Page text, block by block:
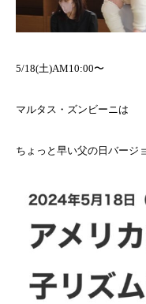
5/18(土)AM10:00〜
マルタス・ズンビーニは
ちょっと早い父の日バージ